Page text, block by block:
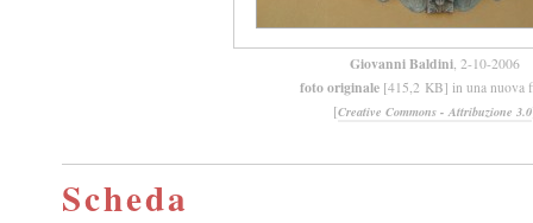
Giovanni Baldini, 2-10-2006
foto originale [415,2 KB] in una nuova
[Creative Commons - Attribuzione 3.0
Scheda